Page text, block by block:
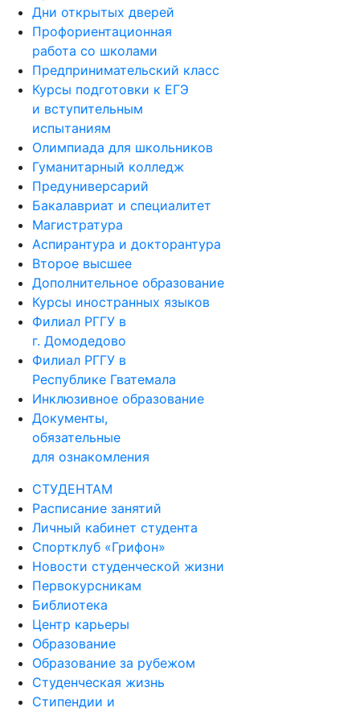
Дни открытых дверей
Профориентационная
работа со школами
Предпринимательский класс
Курсы подготовки к ЕГЭ
и вступительным
испытаниям
Олимпиада для школьников
Гуманитарный колледж
Предуниверсарий
Бакалавриат и специалитет
Магистратура
Аспирантура и докторантура
Второе высшее
Дополнительное образование
Курсы иностранных языков
Филиал РГГУ в
г. Домодедово
Филиал РГГУ в
Республике Гватемала
Инклюзивное образование
Документы,
обязательные
для ознакомления
СТУДЕНТАМ
Расписание занятий
Личный кабинет студента
Спортклуб «Грифон»
Новости студенческой жизни
Первокурсникам
Библиотека
Центр карьеры
Образование
Образование за рубежом
Студенческая жизнь
Стипендии и